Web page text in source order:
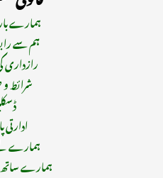
ہمارے
ہم سے
رازداری
شرائط
ادارتی
ہمارے
ہمارے ساتھ